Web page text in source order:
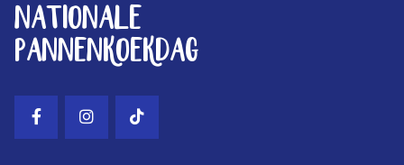
Nationale
Pannenkoekdag